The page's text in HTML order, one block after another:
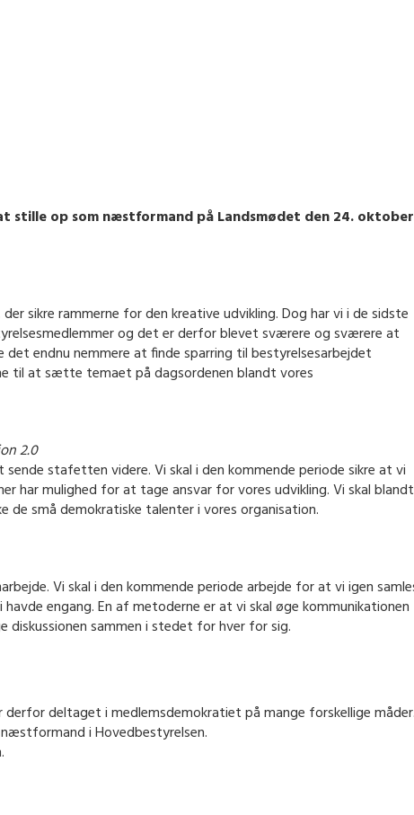
stille op som næstformand på Landsmødet den 24. oktober
sikre rammerne for den kreative udvikling. Dog har vi i de sidste
og det er derfor blevet sværere og sværere at
endnu nemmere at finde sparring til bestyrelsesarbejdet
til at sætte temaet på dagsordenen blandt vores
2.0
stafetten videre. Vi skal i den kommende periode sikre at vi
har mulighed for at tage ansvar for vores udvikling. Vi skal blandt
små demokratiske talenter i vores organisation.
Vi skal i den kommende periode arbejde for at vi igen
engang. En af metoderne er at vi skal øge kommunikationen
diskussionen sammen i stedet for hver for sig.
deltaget i medlemsdemokratiet på mange forskellige måder.
i Hovedbestyrelsen.